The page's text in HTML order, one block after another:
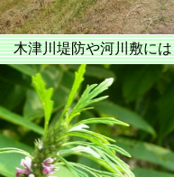
木津川堤防や河川敷に